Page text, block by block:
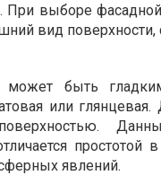
При выборе
вид поверхности,
может быть
или
явлений.